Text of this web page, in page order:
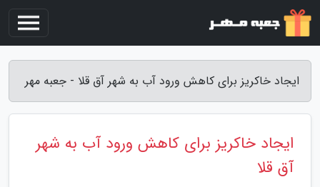
ایجاد خاکریز برای کاهش ورود آب به شهر آق قلا - جعبه مهر
ایجاد خاکریز برای کاهش ورود آب به شهر
آق قلا